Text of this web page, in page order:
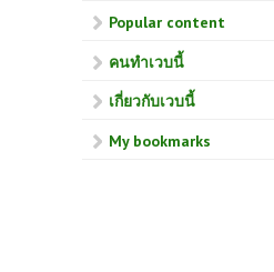
Popular content
คนทำเวบนี้
เกี่ยวกับเวบนี้
My bookmarks